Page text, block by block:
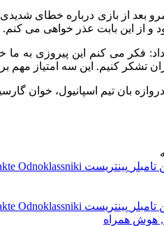
بعد از بازی درباره خطای
و از این بابت عذر خواهی می‌ کنم.
داد: فکر می‌ کنم این پیروزی به
تشکر کنیم. این سه امتیاز مهم
بان تیم اسپانیول، خوان
تامبلر پینتریست Odnoklassniki
تامبلر پینتریست Odnoklassniki
هوش همراه